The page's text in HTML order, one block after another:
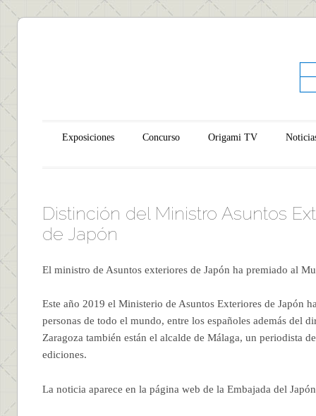
Main menu
Skip to content
Exposiciones Concurso Origami TV
Distinción del Ministro Asuntos
de Japón
El ministro de Asuntos exteriores de Japón ha premiado al
Este año 2019 el Ministerio de Asuntos Exteriores de Japón
personas de todo el mundo, entre los españoles además del
Zaragoza también están el alcalde de Málaga, un periodista
ediciones.
La noticia aparece en la página web de la Embajada del